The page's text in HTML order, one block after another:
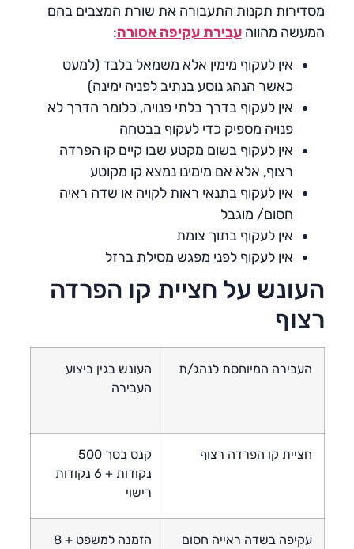
מסדירות תקנות התעבורה את שורת המצבים בהם
המעשה מהווהעבירת עקיפה אסורה:
אין לעקוף מימין אלא משמאל בלבד (למעט
כאשר הנהג נוסע בנתיב לפניה ימינה)
אין לעקוף בדרך בלתי פנויה, כלומר הדרך לא
פנויה מספיק כדי לעקוף בבטחה
אין לעקוף בשום מקטע שבו קיים קו הפרדה
רצוף, אלא אם מימינו נמצא קו מקוטע
אין לעקוף בתנאי ראות לקויה או שדה ראיה
חסום/ מוגבל
אין לעקוף בתוך צומת
אין לעקוף לפני מפגש מסילת ברזל
העונש על חציית קו הפרדה
רצוף
העבירה המיוחסת לנהג/ת
העונש בגין ביצוע
העבירה
חציית קו הפרדה רצוף
קנס בסך 500
נקודות + 6 נקודות
רישוי
עקיפה בשדה ראייה חסום
הזמנה למשפט + 8